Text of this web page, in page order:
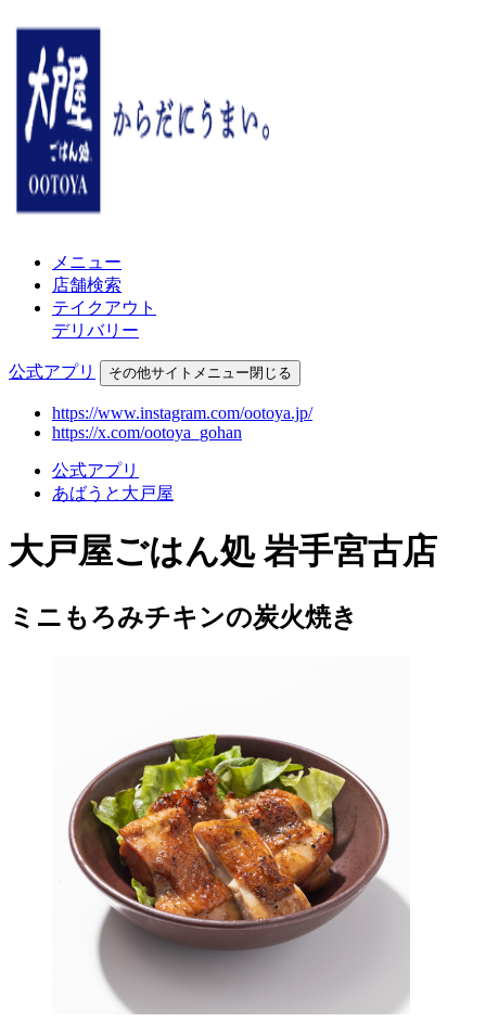
メニュー
店舗検索
テイクアウト
デリバリー
公式アプリ その他サイトメニュー閉じる
https://www.instagram.com/ootoya.jp/
https://x.com/ootoya_gohan
公式アプリ
あばうと大戸屋
大戸屋ごはん処 岩手宮古店
ミニもろみチキンの炭火焼き